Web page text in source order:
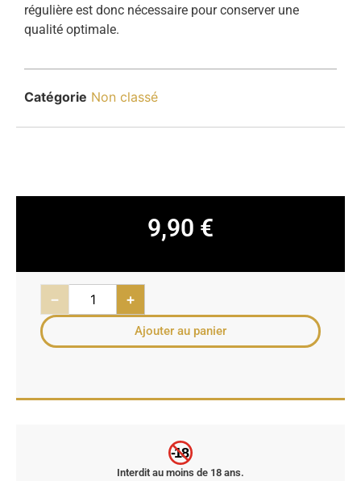
régulière est donc nécessaire pour conserver une
qualité optimale.
Catégorie Non classé
9,90 €
− +
Ajouter au panier
-18
Interdit au moins de 18 ans.